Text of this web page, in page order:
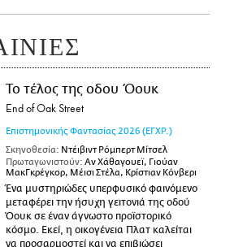
Το τέλος της οδου Όουκ
End of Oak Street
Επιστημονικής Φαντασίας 2026 (ΕΓΧΡ.)
Σκηνοθεσία: Ντέιβιντ Ρόμπερτ Μίτσελ
Πρωταγωνιστούν: Αν Χάθαγουεϊ, Γιούαν
ΜακΓκρέγκορ, Μέισι Στέλα, Κρίστιαν Κόνβερι
Ένα μυστηριώδες υπερφυσικό φαινόμενο
μεταφέρει την ήσυχη γειτονιά της οδού
Όουκ σε έναν άγνωστο προϊστορικό
κόσμο. Εκεί, η οικογένεια Πλατ καλείται
να προσαρμοστεί και να επιβιώσει